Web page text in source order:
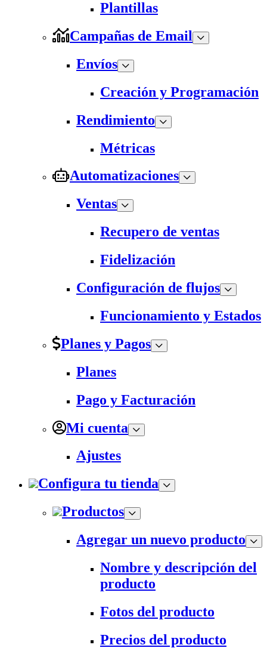
Plantillas
Campañas de Email
Envíos
Creación y Programación
Rendimiento
Métricas
Automatizaciones
Ventas
Recupero de ventas
Fidelización
Configuración de flujos
Funcionamiento y Estados
Planes y Pagos
Planes
Pago y Facturación
Mi cuenta
Ajustes
Configura tu tienda
Productos
Agregar un nuevo producto
Nombre y descripción del
producto
Fotos del producto
Precios del producto